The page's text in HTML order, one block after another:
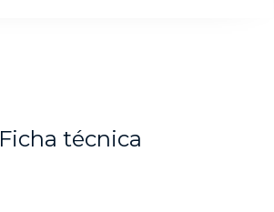
Ficha técnica